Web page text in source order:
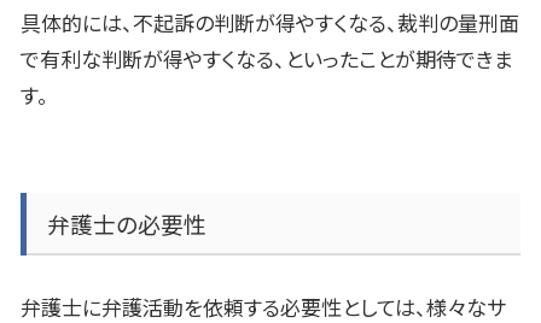
具体的には、不起訴の判断が得やすくなる、裁判の量刑面
で有利な判断が得やすくなる、といったことが期待できま
す。
弁護士の必要性
弁護士に弁護活動を依頼する必要性としては、様々なサ